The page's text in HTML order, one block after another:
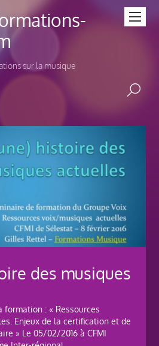
sur la musique
des musiques
formation : « Ressources
Enjeux de la certification et de
» Le 05/02/2016 à CFMI